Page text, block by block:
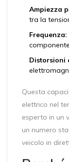
Ampiezza
tra la
Frequenza:
Distorsioni
Questa
elettrico nel
esperto in un
un numero
veicolo in